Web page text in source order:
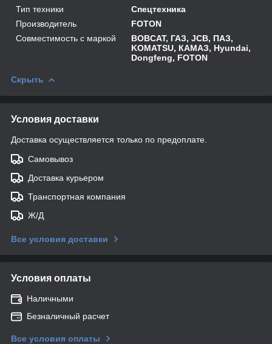
Тип техники
Спецтехника
Производитель
FOTON
Совместимость с маркой
BOBCAT, ГАЗ, JCB, ПАЗ,
KOMATSU, КАМАЗ, Hyundai,
Dongfeng, FOTON
Скрыть
Условия доставки
Доставка осуществляется только по предоплате.
Самовывоз
Доставка курьером
Транспортная компания
Ж/Д
Все условия доставки
Условия оплаты
Наличными
Безналичный расчет
Все условия оплаты